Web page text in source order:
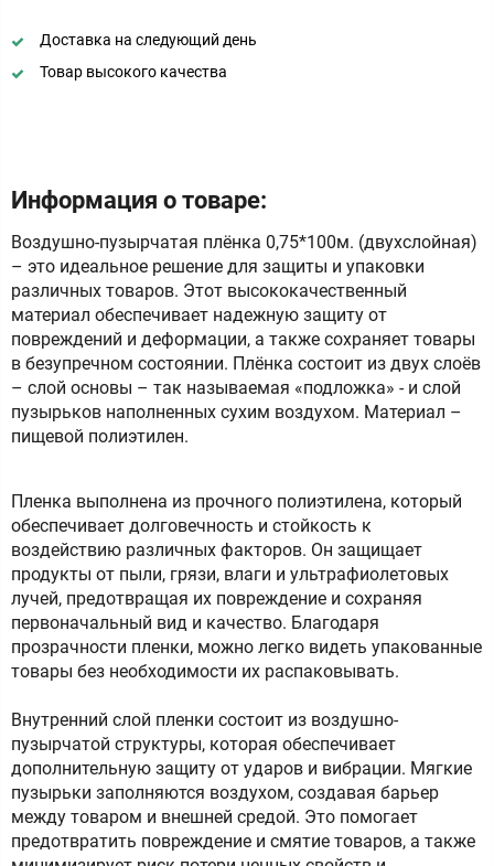
Доставка на следующий день
Товар высокого качества
Информация о товаре:
Воздушно-пузырчатая плёнка 0,75*100м. (двухслойная)
– это идеальное решение для защиты и упаковки
различных товаров. Этот высококачественный
материал обеспечивает надежную защиту от
повреждений и деформации, а также сохраняет товары
в безупречном состоянии. Плёнка состоит из двух слоёв
– слой основы – так называемая «подложка» - и слой
пузырьков наполненных сухим воздухом. Материал –
пищевой полиэтилен.
Пленка выполнена из прочного полиэтилена, который
обеспечивает долговечность и стойкость к
воздействию различных факторов. Он защищает
продукты от пыли, грязи, влаги и ультрафиолетовых
лучей, предотвращая их повреждение и сохраняя
первоначальный вид и качество. Благодаря
прозрачности пленки, можно легко видеть упакованные
товары без необходимости их распаковывать.
Внутренний слой пленки состоит из воздушно-
пузырчатой структуры, которая обеспечивает
дополнительную защиту от ударов и вибрации. Мягкие
пузырьки заполняются воздухом, создавая барьер
между товаром и внешней средой. Это помогает
предотвратить повреждение и смятие товаров, а также